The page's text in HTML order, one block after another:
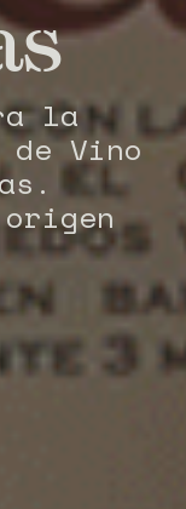
la
de Vino
origen